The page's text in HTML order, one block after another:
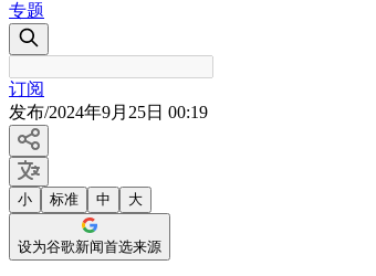
专题
订阅
发布/2024年9月25日 00:19
小 标准 中 大
设为谷歌新闻首选来源